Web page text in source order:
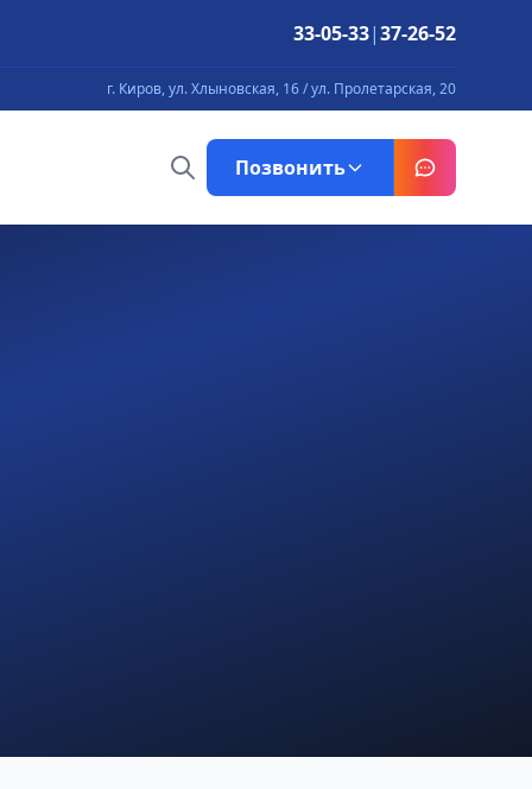
33-05-33|37-26-52
г. Киров, ул. Хлыновская, 16 / ул. Пролетарская, 20
Позвонить